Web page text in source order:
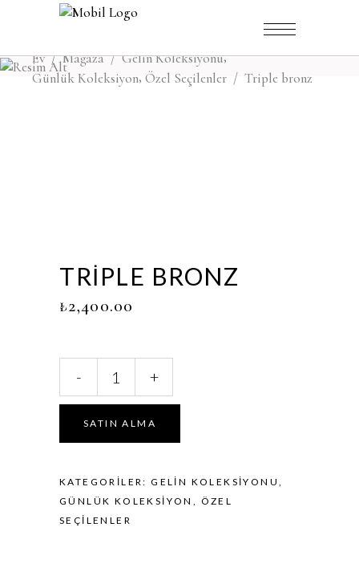
Ev/Mağaza/Gelin Koleksiyonu,
Günlük Koleksiyon, Özel Seçilenler / Triple bronz
TRIPLE BRONZ
₺2,400.00
miktar
- +
SATIN ALMA
KATEGORILER:GELIN KOLEKSIYONU,
GÜNLÜK KOLEKSIYON , ÖZEL
SEÇILENLER